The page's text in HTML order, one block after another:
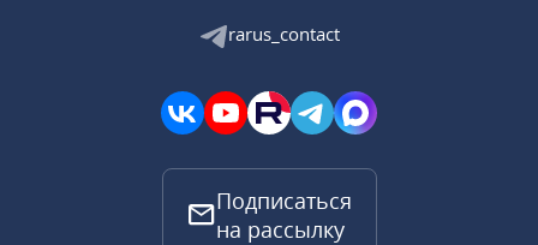
rarus_contact
Подписаться
на рассылку